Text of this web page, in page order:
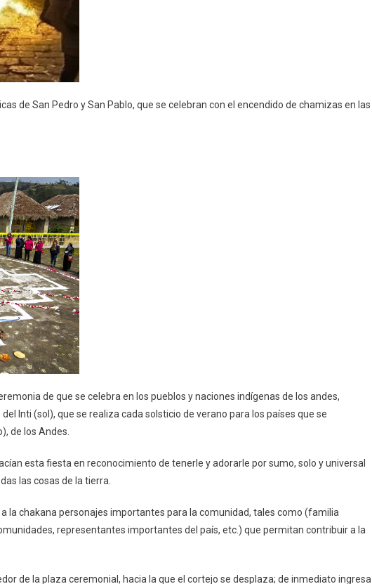
de San Pedro y San Pablo, que se celebran con el encendido de chamizas en las
de que se celebra en los pueblos y naciones indígenas de los andes,
Inti (sol), que se realiza cada solsticio de verano para los países que se
de los Andes.
esta fiesta en reconocimiento de tenerle y adorarle por sumo, solo y universal
las cosas de la tierra.
la chakana personajes importantes para la comunidad, tales como (familia
representantes importantes del país, etc.) que permitan contribuir a la
de la plaza ceremonial, hacia la que el cortejo se desplaza; de inmediato ingresa